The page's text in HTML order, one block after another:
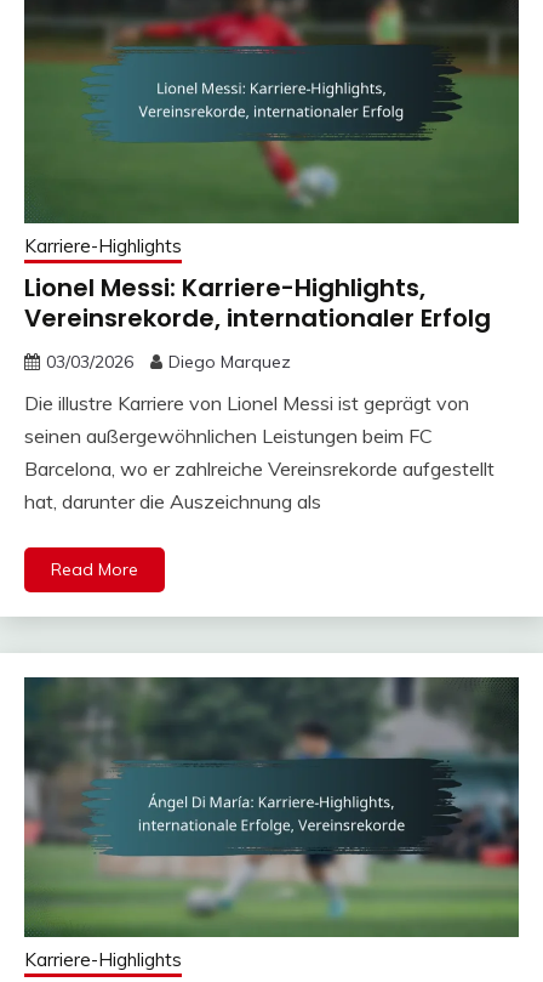
Karriere-Highlights
Lionel Messi: Karriere-Highlights,
Vereinsrekorde, internationaler Erfolg
03/03/2026 Diego Marquez
Die illustre Karriere von Lionel Messi ist geprägt von
seinen außergewöhnlichen Leistungen beim FC
Barcelona, wo er zahlreiche Vereinsrekorde aufgestellt
hat, darunter die Auszeichnung als
Read More
Karriere-Highlights